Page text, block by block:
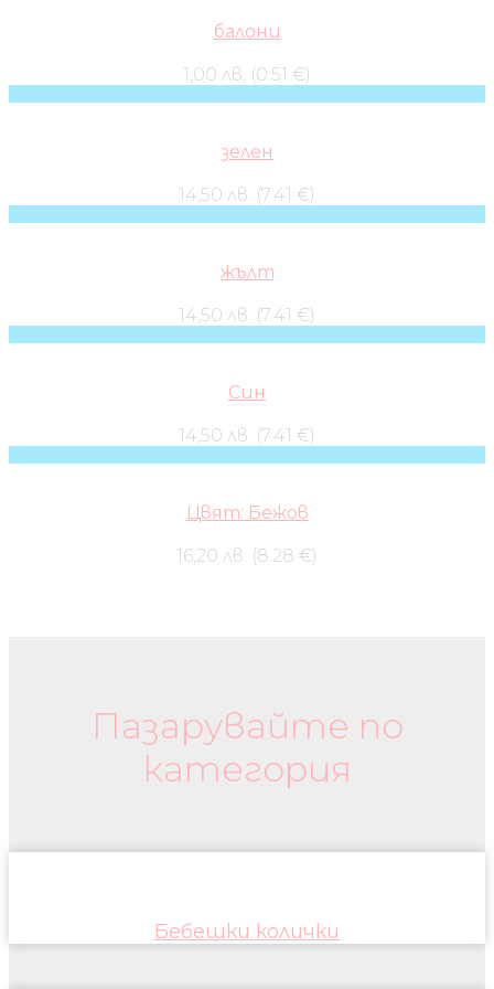
балони
1,00 лв. (0.51 €)
зелен
14,50 лв. (7.41 €)
жълт
14,50 лв. (7.41 €)
Син
14,50 лв. (7.41 €)
Цвят: Бежов
16,20 лв. (8.28 €)
Пазарувайте по
категория
Бебешки колички